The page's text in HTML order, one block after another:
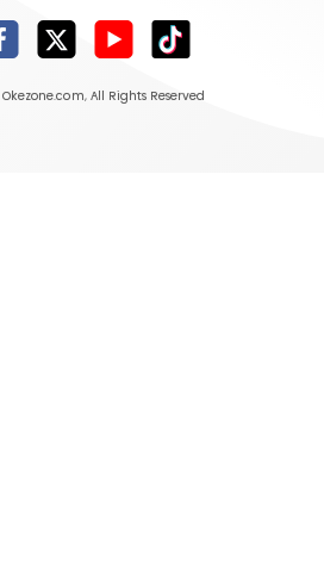
Okezone.com, All Rights Reserved